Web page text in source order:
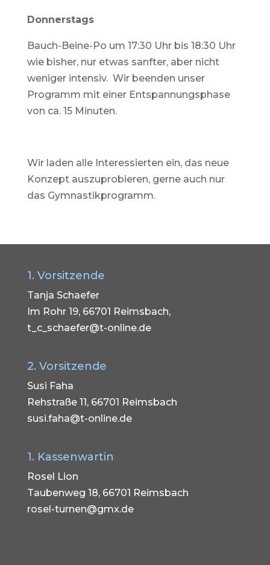
Donnerstags
Bauch-Beine-Po um 17:30 Uhr bis 18:30 Uhr
wie bisher, nur etwas sanfter, aber nicht
weniger intensiv. Wir beenden unser
Programm mit einer Entspannungsphase
von ca. 15 Minuten.
Wir laden alle Interessierten ein, das neue
Konzept auszuprobieren, gerne auch nur
das Gymnastikprogramm.
1. Vorsitzende
Tanja Schaefer
Im Rohr 19, 66701 Reimsbach,
t_c_schaefer@t-online.de
2. Vorsitzende
Susi Faha
Rehstraße 11, 66701 Reimsbach
susi.faha@t-online.de
1. Kassenwartin
Rosel Lion
Taubenweg 18, 66701 Reimsbach
rosel-turnen@gmx.de